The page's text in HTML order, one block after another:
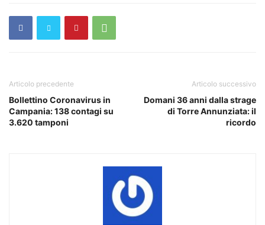
Articolo precedente
Bollettino Coronavirus in
Campania: 138 contagi su
3.620 tamponi
Articolo successivo
Domani 36 anni dalla strage
di Torre Annunziata: il
ricordo